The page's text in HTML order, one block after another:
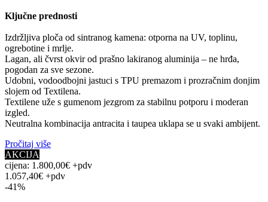
Ključne prednosti
Izdržljiva ploča od sintranog kamena: otporna na UV, toplinu,
ogrebotine i mrlje.
Lagan, ali čvrst okvir od prašno lakiranog aluminija – ne hrđa,
pogodan za sve sezone.
Udobni, vodoodbojni jastuci s TPU premazom i prozračnim donjim
slojem od Textilena.
Textilene uže s gumenom jezgrom za stabilnu potporu i moderan
izgled.
Neutralna kombinacija antracita i taupea uklapa se u svaki ambijent.
Pročitaj više
AKCIJA
cijena: 1.800,00€ +pdv
1.057,40€ +pdv
-41%